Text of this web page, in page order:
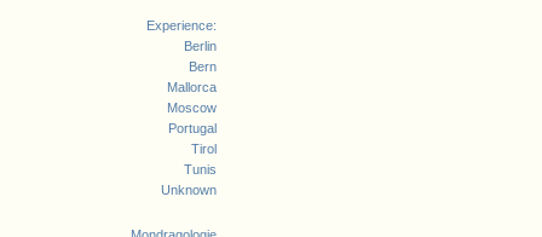
Experience:
Berlin
Bern
Mallorca
Moscow
Portugal
Tirol
Tunis
Unknown